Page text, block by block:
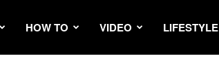
HOW TO VIDEO LIFESTYLE